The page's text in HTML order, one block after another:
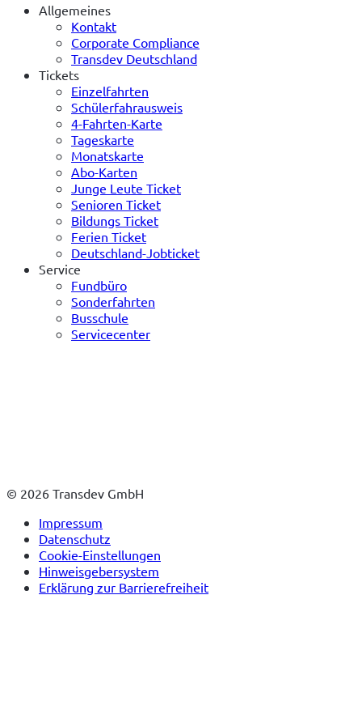
Allgemeines
Kontakt
Corporate Compliance
Transdev Deutschland
Tickets
Einzelfahrten
Schülerfahrausweis
4-Fahrten-Karte
Tageskarte
Monatskarte
Abo-Karten
Junge Leute Ticket
Senioren Ticket
Bildungs Ticket
Ferien Ticket
Deutschland-Jobticket
Service
Fundbüro
Sonderfahrten
Busschule
Servicecenter
© 2026 Transdev GmbH
Impressum
Datenschutz
Cookie-Einstellungen
Hinweisgebersystem
Erklärung zur Barrierefreiheit